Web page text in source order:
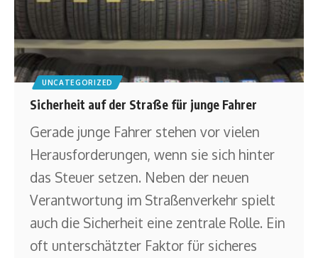
UNCATEGORIZED
Sicherheit auf der Straße für junge Fahrer
Gerade junge Fahrer stehen vor vielen
Herausforderungen, wenn sie sich hinter
das Steuer setzen. Neben der neuen
Verantwortung im Straßenverkehr spielt
auch die Sicherheit eine zentrale Rolle. Ein
oft unterschätzter Faktor für sicheres